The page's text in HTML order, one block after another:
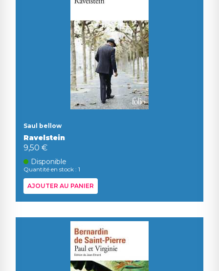
Saul bellow
Ravelstein
9,50 €
Disponible
Quantité en stock : 1
AJOUTER AU PANIER